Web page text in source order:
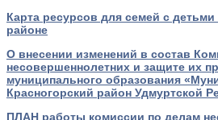
Карта ресурсов для семей с
районе
О внесении изменений в состав
несовершеннолетних и защите их
муниципального образования
Красногорский район Удмуртской
ПЛАН работы комиссии по делам